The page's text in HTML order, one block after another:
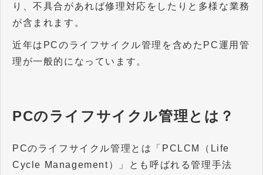
り、不具合があれば修理対応をしたりと多様な業務
が含まれます。
近年はPCのライフサイクル管理を含めたPC運用管
理が一般的になっています。
PCのライフサイクル管理とは？
PCのライフサイクル管理とは「PCLCM（Life
Cycle Management）」とも呼ばれる管理手法